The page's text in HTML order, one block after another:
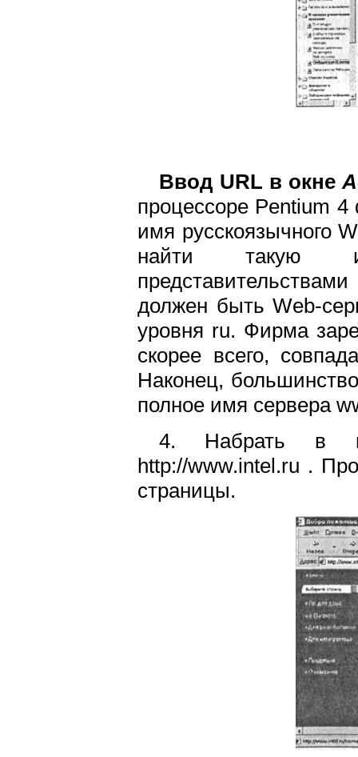
Ввод URL в окне
процессоре Pentium
имя русскоязычного
найти такую
должен быть Web-
уровня ru. Фирма
скорее всего,
Наконец,
полное имя сервера
4. Набрать в
http://www.intel.ru .
страницы.